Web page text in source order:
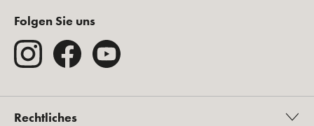
Folgen Sie uns
Rechtliches